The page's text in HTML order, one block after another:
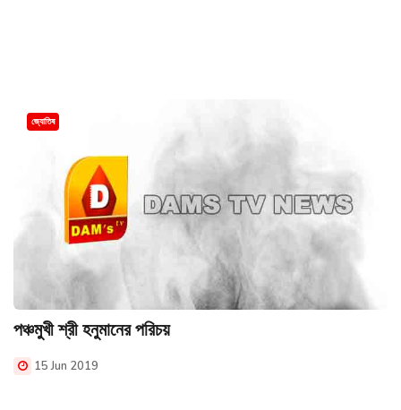
জ্যোতিষ
পঞ্চমুখী শ্রী হনুমানের পরিচয়
15 Jun 2019